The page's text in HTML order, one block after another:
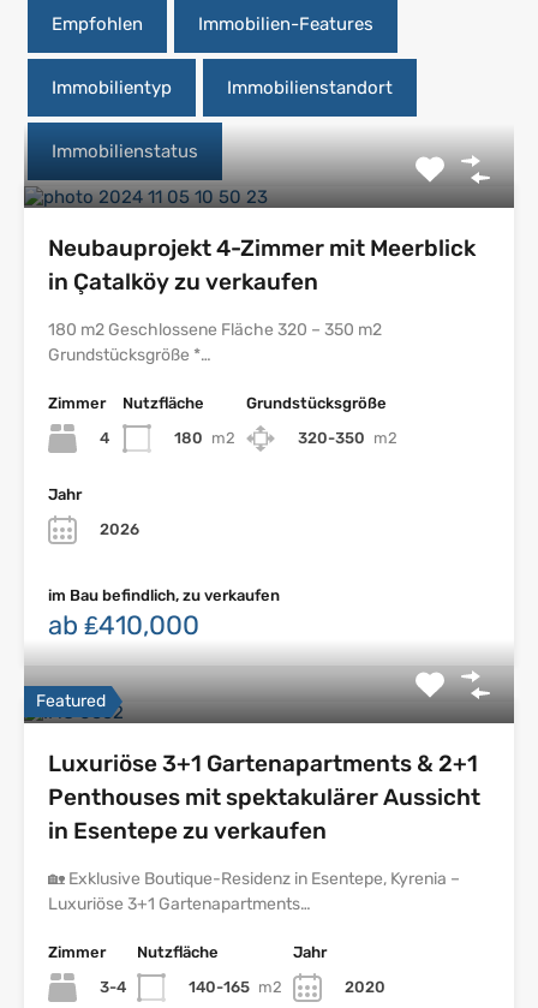
Empfohlen Immobilien-Features
Immobilientyp Immobilienstandort
Immobilienstatus
Neubauprojekt 4-Zimmer mit Meerblick
in Çatalköy zu verkaufen
180 m2 Geschlossene Fläche 320 – 350 m2
Grundstücksgröße *…
Zimmer
4
Nutzfläche
180 m2
Grundstücksgröße
320-350 m2
Jahr
2026
im Bau befindlich, zu verkaufen
ab ₤410,000
Featured
Luxuriöse 3+1 Gartenapartments & 2+1
Penthouses mit spektakulärer Aussicht
in Esentepe zu verkaufen
🏡 Exklusive Boutique-Residenz in Esentepe, Kyrenia –
Luxuriöse 3+1 Gartenapartments…
Zimmer
3-4
Nutzfläche
140-165 m2
Jahr
2020